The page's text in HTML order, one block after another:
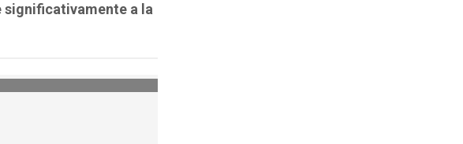
significativamente a la